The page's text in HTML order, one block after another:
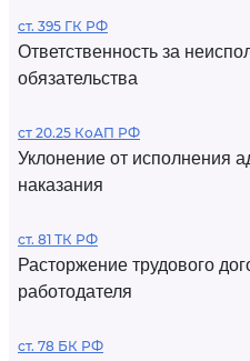
ст. 395 ГК РФ
Ответственность за
обязательства
ст 20.25 КоАП РФ
Уклонение от исполнения
наказания
ст. 81 ТК РФ
Расторжение трудового
работодателя
ст. 78 БК РФ